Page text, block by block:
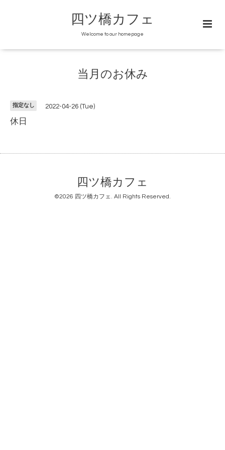
四ツ橋カフェ
Welcome to our homepage
当月のお休み
指定なし 2022-04-26 (Tue)
休日
四ツ橋カフェ
©2026 四ツ橋カフェ. All Rights Reserved.